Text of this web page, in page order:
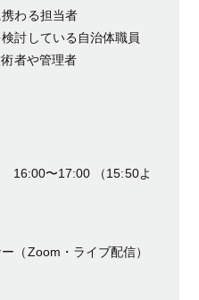
携わる担当者
討している自治体職員
者や管理者
16:00〜17:00 （15:50よ
（Zoom・ライブ配信）